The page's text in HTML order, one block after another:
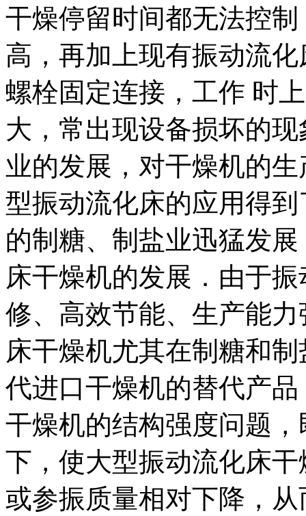
干燥停留时间都无法控
高，再加上现有振动流
螺栓固定连接，工作 时
大，常出现设备损坏的
业的发展，对干燥机的
型振动流化床的应用得
的制糖、制盐业迅猛发
床干燥机的发展．由于
修、高效节能、生产能
床干燥机尤其在制糖和
代进口干燥机的替代产
干燥机的结构强度问题
下，使大型振动流化床
或参振质量相对下降，